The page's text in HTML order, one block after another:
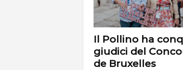
Il Pollino ha
giudici del
de Bruxelles